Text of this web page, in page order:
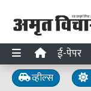
ई-पेपर
व्हील्स